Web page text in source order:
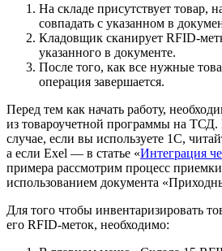
На складе присутствует товар,
совпадать с указанном в
Кладовщик сканирует RFID-
указанного в документе.
После того, как все нужные
операция завершается.
Перед тем как начать работу,
из товароучетной программы на ТСД.
случае, если вы используете 1С,
а если Exel — в статье «Интеграция
примера рассмотрим процесс приемки
использованием документа
Для того чтобы инвентаризировать
его RFID-меток, необходимо: